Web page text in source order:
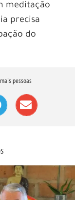
meditação
precisa
do
pessoas